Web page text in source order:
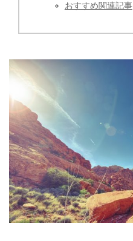
おすすめ関連記事